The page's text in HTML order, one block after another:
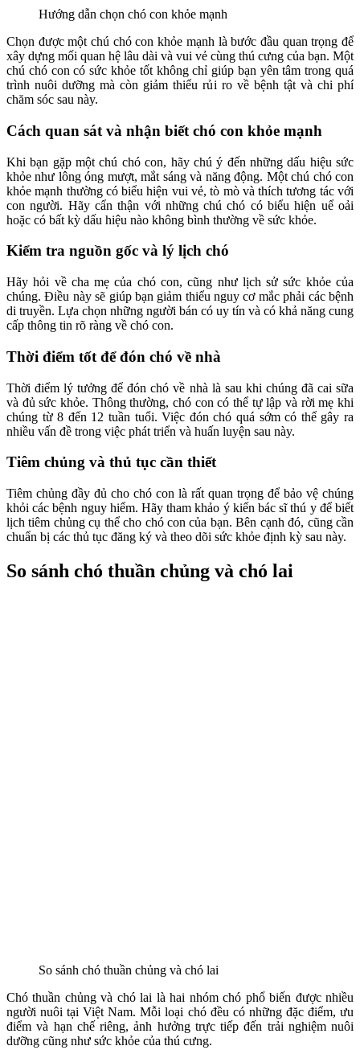
Hướng dẫn chọn chó con khỏe mạnh
Chọn được một chú chó con khỏe mạnh là bước đầu quan trọng để
xây dựng mối quan hệ lâu dài và vui vẻ cùng thú cưng của bạn. Một
chú chó con có sức khỏe tốt không chỉ giúp bạn yên tâm trong quá
trình nuôi dưỡng mà còn giảm thiểu rủi ro về bệnh tật và chi phí
chăm sóc sau này.
Cách quan sát và nhận biết chó con khỏe mạnh
Khi bạn gặp một chú chó con, hãy chú ý đến những dấu hiệu sức
khỏe như lông óng mượt, mắt sáng và năng động. Một chú chó con
khỏe mạnh thường có biểu hiện vui vẻ, tò mò và thích tương tác với
con người. Hãy cẩn thận với những chú chó có biểu hiện uể oải
hoặc có bất kỳ dấu hiệu nào không bình thường về sức khỏe.
Kiểm tra nguồn gốc và lý lịch chó
Hãy hỏi về cha mẹ của chó con, cũng như lịch sử sức khỏe của
chúng. Điều này sẽ giúp bạn giảm thiểu nguy cơ mắc phải các bệnh
di truyền. Lựa chọn những người bán có uy tín và có khả năng cung
cấp thông tin rõ ràng về chó con.
Thời điểm tốt để đón chó về nhà
Thời điểm lý tưởng để đón chó về nhà là sau khi chúng đã cai sữa
và đủ sức khỏe. Thông thường, chó con có thể tự lập và rời mẹ khi
chúng từ 8 đến 12 tuần tuổi. Việc đón chó quá sớm có thể gây ra
nhiều vấn đề trong việc phát triển và huấn luyện sau này.
Tiêm chủng và thủ tục cần thiết
Tiêm chủng đầy đủ cho chó con là rất quan trọng để bảo vệ chúng
khỏi các bệnh nguy hiểm. Hãy tham khảo ý kiến bác sĩ thú y để biết
lịch tiêm chủng cụ thể cho chó con của bạn. Bên cạnh đó, cũng cần
chuẩn bị các thủ tục đăng ký và theo dõi sức khỏe định kỳ sau này.
So sánh chó thuần chủng và chó lai
So sánh chó thuần chủng và chó lai
Chó thuần chủng và chó lai là hai nhóm chó phổ biến được nhiều
người nuôi tại Việt Nam. Mỗi loại chó đều có những đặc điểm, ưu
điểm và hạn chế riêng, ảnh hưởng trực tiếp đến trải nghiệm nuôi
dưỡng cũng như sức khỏe của thú cưng.